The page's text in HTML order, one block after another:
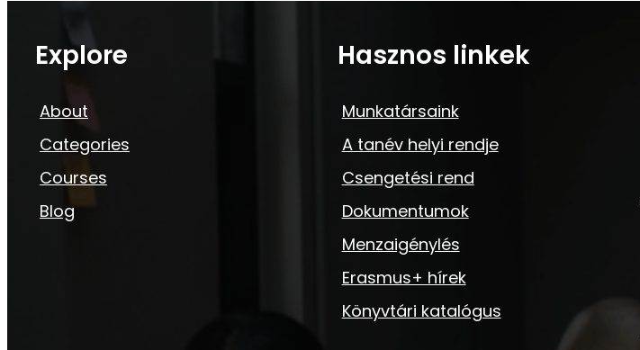
Explore
About
Categories
Courses
Blog
Hasznos linkek
Munkatársaink
A tanév helyi rendje
Csengetési rend
Dokumentumok
Menzaigénylés
Erasmus+ hírek
Könyvtári katalógus